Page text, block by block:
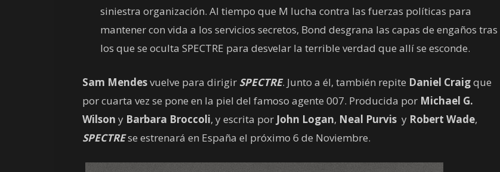
siniestra organización. Al tiempo que M lucha contra las fuerzas políticas para
mantener con vida a los servicios secretos, Bond desgrana las capas de engaños tras
los que se oculta SPECTRE para desvelar la terrible verdad que allí se esconde.
Sam Mendesvuelve para dirigir SPECTRE. Junto a él, también repite Daniel Craigque
por cuarta vez se pone en la piel del famoso agente 007. Producida por Michael G.
Wilson y Barbara Broccoli, y escrita por John Logan, Neal Purvis y Robert Wade,
SPECTREse estrenará en España el próximo 6 de Noviembre.